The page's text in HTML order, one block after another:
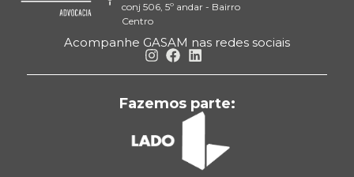
conj 506, 5º andar - Bairro
Centro
Acompanhe GASAM nas redes sociais
Fazemos parte: